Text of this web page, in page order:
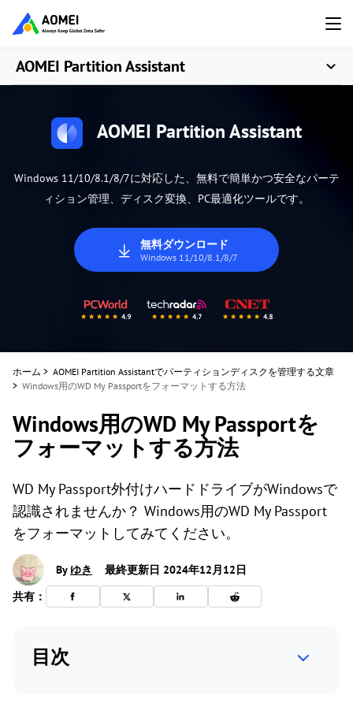
AOMEI Partition Assistant
AOMEI Partition Assistant
Windows 11/10/8.1/8/7に対応した、無料で簡単かつ安全なパーテ
ィション管理、ディスク変換、PC最適化ツールです。
無料ダウンロード
Windows 11/10/8.1/8/7
ホーム > AOMEI Partition Assistantでパーティションディスクを管理する文章
> Windows用のWD My Passportをフォーマットする方法
Windows用のWD My Passportを
フォーマットする方法
WD My Passport外付けハードドライブがWindowsで
認識されませんか？ Windows用のWD My Passport
をフォーマットしてみてください。
By ゆき
最終更新日 2024年12月12日
共有：
目次